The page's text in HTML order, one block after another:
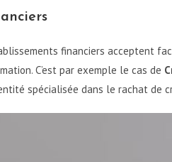
financiers acceptent
C’est par exemple le cas de
spécialisée dans le rachat de